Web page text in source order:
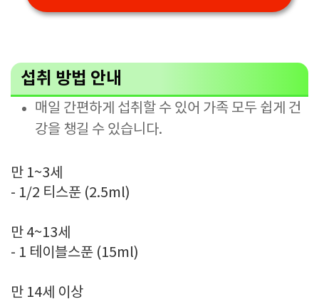
섭취 방법 안내
매일 간편하게 섭취할 수 있어 가족 모두 쉽게 건
강을 챙길 수 있습니다.
만 1~3세
- 1/2 티스푼 (2.5ml)
만 4~13세
- 1 테이블스푼 (15ml)
만 14세 이상